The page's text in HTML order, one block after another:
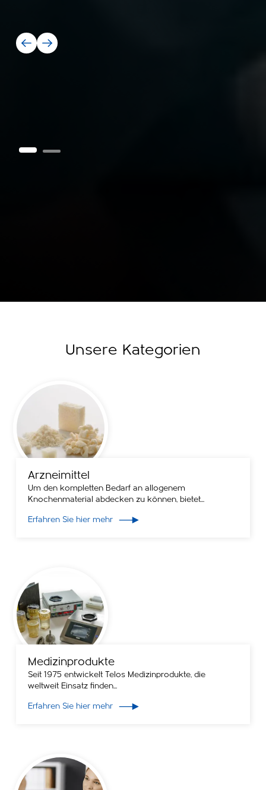
Unsere Kategorien
Arzneimittel
Um den kompletten Bedarf an allogenem
Knochenmaterial abdecken zu können, bietet...
Erfahren Sie hier mehr
Medizinprodukte
Seit 1975 entwickelt Telos Medizinprodukte, die
weltweit Einsatz finden...
Erfahren Sie hier mehr